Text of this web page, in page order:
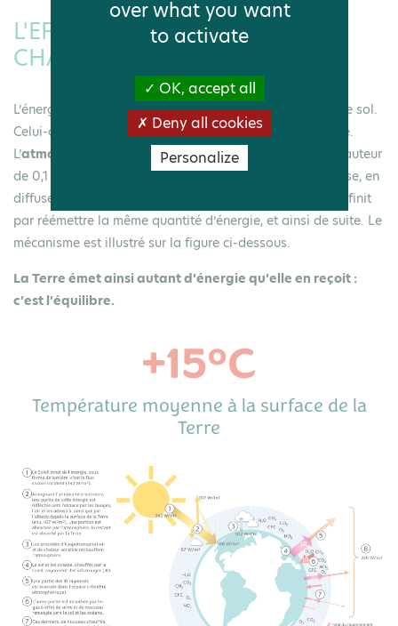
L'EFFET DE SERRE, NOTRE
CHAUFFAGE
L’énergie du Soleil reçue par la Terre estabsorbée
par le sol.
Celui-ci se réchauffe et réémet de l’énergie en infrarouge.
L’atmosphère , composée desgaz à effet de serre
à hauteur
de 0,1 %, absorbe les
infrarougesà son tour et en réponse, en
diffuse vers l’espace et vers le sol. Ce dernier chauffe et finit
par réémettre la même quantité d’énergie, et ainsi de suite. Le
mécanisme est illustré sur la figure ci-dessous.
La Terre émet ainsi autant d’énergie qu’elle en reçoit :
c’est l’équilibre.
+15°C
Température moyenne à la surface de la
Terre
over what you want
to activate
OK, accept all
Deny all cookies
Personalize